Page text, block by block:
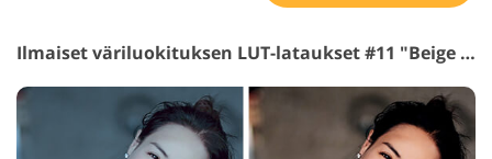
Ilmaiset väriluokituksen LUT-lataukset #11 "Beige Colors"